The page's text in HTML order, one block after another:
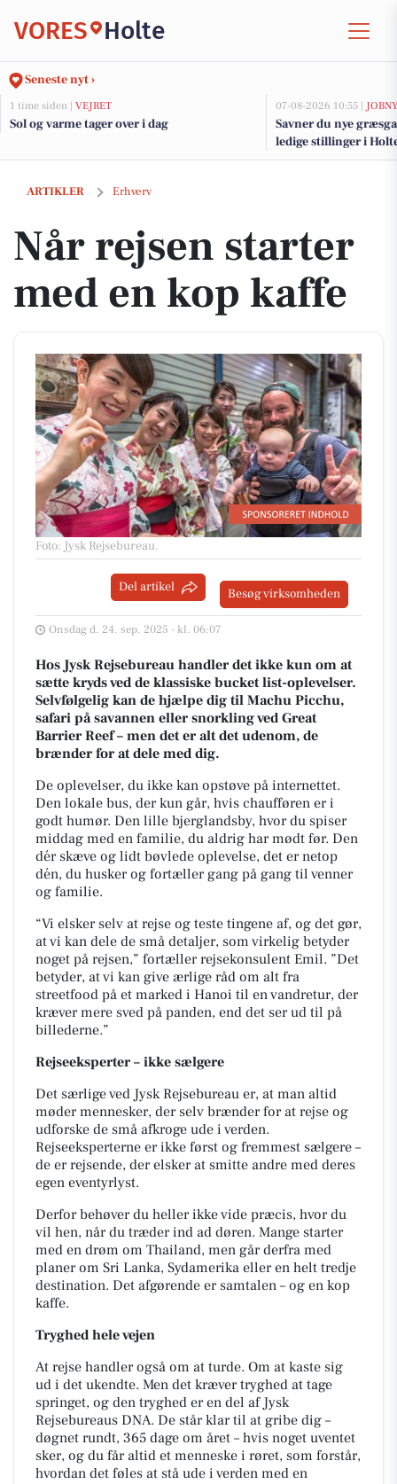
VORES Holte
Seneste nyt ›
1 time siden | VEJRET
Sol og varme tager over i dag
07-08-2026 10:55 |
Savner du nye
ledige stillinger i
ARTIKLER Erhverv
Når rejsen starter med en kop kaffe
Når rejsen starter
med en kop kaffe
Foto: Jysk Rejsebureau.
Del artikel Besøg virksomheden
Onsdag d. 24. sep. 2025 - kl. 06:07
Hos Jysk Rejsebureau handler det ikke kun om at
sætte kryds ved de klassiske bucket list-oplevelser.
Selvfølgelig kan de hjælpe dig til Machu Picchu,
safari på savannen eller snorkling ved Great
Barrier Reef – men det er alt det udenom, de
brænder for at dele med dig.
De oplevelser, du ikke kan opstøve på internettet.
Den lokale bus, der kun går, hvis chaufføren er i
godt humør. Den lille bjerglandsby, hvor du spiser
middag med en familie, du aldrig har mødt før. Den
dér skæve og lidt bøvlede oplevelse, det er netop
dén, du husker og fortæller gang på gang til venner
og familie.
“Vi elsker selv at rejse og teste tingene af, og det gør,
at vi kan dele de små detaljer, som virkelig betyder
noget på rejsen,” fortæller rejsekonsulent Emil. ”Det
betyder, at vi kan give ærlige råd om alt fra
streetfood på et marked i Hanoi til en vandretur, der
kræver mere sved på panden, end det ser ud til på
billederne.”
Rejseeksperter – ikke sælgere
Det særlige ved Jysk Rejsebureau er, at man altid
møder mennesker, der selv brænder for at rejse og
udforske de små afkroge ude i verden.
Rejseeksperterne er ikke først og fremmest sælgere –
de er rejsende, der elsker at smitte andre med deres
egen eventyrlyst.
Derfor behøver du heller ikke vide præcis, hvor du
vil hen, når du træder ind ad døren. Mange starter
med en drøm om Thailand, men går derfra med
planer om Sri Lanka, Sydamerika eller en helt tredje
destination. Det afgørende er samtalen – og en kop
kaffe.
Tryghed hele vejen
At rejse handler også om at turde. Om at kaste sig
ud i det ukendte. Men det kræver tryghed at tage
springet, og den tryghed er en del af Jysk
Rejsebureaus DNA. De står klar til at gribe dig –
døgnet rundt, 365 dage om året – hvis noget uventet
sker, og du får altid et menneske i røret, som forstår,
hvordan det føles at stå ude i verden med en